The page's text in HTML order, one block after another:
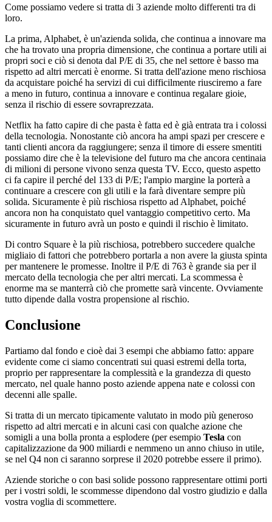
Come possiamo vedere si tratta di 3 aziende molto differenti tra di
loro.
La prima, Alphabet, è un'azienda solida, che continua a innovare ma
che ha trovato una propria dimensione, che continua a portare utili ai
propri soci e ciò si denota dal P/E di 35, che nel settore è basso ma
rispetto ad altri mercati è enorme. Si tratta dell'azione meno rischiosa
da acquistare poiché ha servizi di cui difficilmente riusciremo a fare
a meno in futuro, continua a innovare e continua regalare gioie,
senza il rischio di essere sovraprezzata.
Netflix ha fatto capire di che pasta è fatta ed è già entrata tra i colossi
della tecnologia. Nonostante ciò ancora ha ampi spazi per crescere e
tanti clienti ancora da raggiungere; senza il timore di essere smentiti
possiamo dire che è la televisione del futuro ma che ancora centinaia
di milioni di persone vivono senza questa TV. Ecco, questo aspetto
ci fa capire il perché del 133 di P/E; l'ampio margine la porterà a
continuare a crescere con gli utili e la farà diventare sempre più
solida. Sicuramente è più rischiosa rispetto ad Alphabet, poiché
ancora non ha conquistato quel vantaggio competitivo certo. Ma
sicuramente in futuro avrà un posto e quindi il rischio è limitato.
Di contro Square è la più rischiosa, potrebbero succedere qualche
migliaio di fattori che potrebbero portarla a non avere la giusta spinta
per mantenere le promesse. Inoltre il P/E di 763 è grande sia per il
mercato della tecnologia che per altri mercati. La scommessa è
enorme ma se manterrà ciò che promette sarà vincente. Ovviamente
tutto dipende dalla vostra propensione al rischio.
Conclusione
Partiamo dal fondo e cioè dai 3 esempi che abbiamo fatto: appare
evidente come ci siamo concentrati sui quasi estremi della torta,
proprio per rappresentare la complessità e la grandezza di questo
mercato, nel quale hanno posto aziende appena nate e colossi con
decenni alle spalle.
Si tratta di un mercato tipicamente valutato in modo più generoso
rispetto ad altri mercati e in alcuni casi con qualche azione che
somigli a una bolla pronta a esplodere (per esempio Tesla con
capitalizzazione da 900 miliardi e nemmeno un anno chiuso in utile,
se nel Q4 non ci saranno sorprese il 2020 potrebbe essere il primo).
Aziende storiche o con basi solide possono rappresentare ottimi porti
per i vostri soldi, le scommesse dipendono dal vostro giudizio e dalla
vostra voglia di scommettere.